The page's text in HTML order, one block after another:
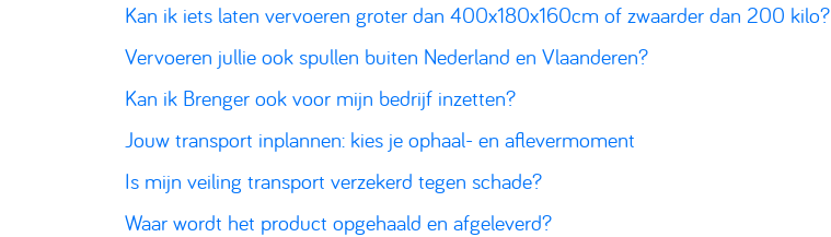
Kan ik iets laten vervoeren groter dan 400x180x160cm of zwaarder dan 200 kilo?
Vervoeren jullie ook spullen buiten Nederland en Vlaanderen?
Kan ik Brenger ook voor mijn bedrijf inzetten?
Jouw transport inplannen: kies je ophaal- en aflevermoment
Is mijn veiling transport verzekerd tegen schade?
Waar wordt het product opgehaald en afgeleverd?